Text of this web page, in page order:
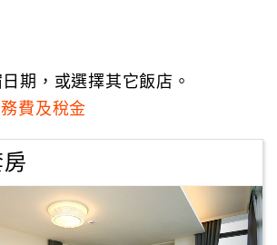
提供舒適、紓壓、紓心田的三紓空間，
生活，
旅行中探索生活的樂章，療癒心田的欬
期，或選擇其它飯店。
費及稅金